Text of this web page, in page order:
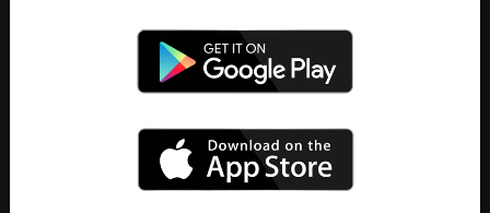
ယခုတွင် ချေးငွေလိုအပ်သူများအတွက် ပိုမို
သော တရားဝင်အဖွဲ့အစည်းတစ်ခုဖြစ်ပါသည်။
နောင်အနာဂတ်တွင်လည်း အဖွဲ့ဝင်များ၏